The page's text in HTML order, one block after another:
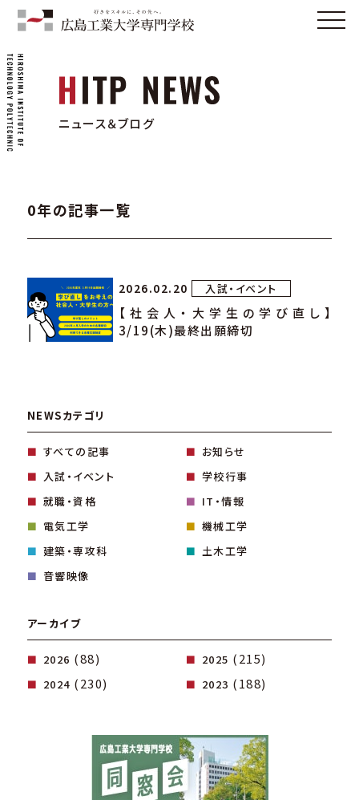
ニュース＆ブログ
0年の記事一覧
2026.02.20 入試・イベント
【社会人・大学生の学び直し】
3/19(木)最終出願締切
NEWSカテゴリ
すべての記事
お知らせ
入試・イベント
学校行事
就職・資格
IT・情報
電気工学
機械工学
建築・専攻科
土木工学
音響映像
アーカイブ
2026 (88) 2025 (215)
2024 (230) 2023 (188)